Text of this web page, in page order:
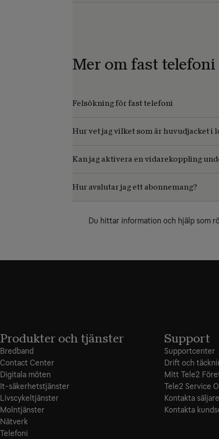
Mer om fast telefoni
Felsökning för fast telefoni
Hur vet jag vilket som är huvudjacket i
Kan jag aktivera en vidarekoppling
Hur avslutar jag ett abonnemang?
Du hittar information och hjälp som
Produkter och tjänster
Bredband
Contact Center
Digitala möten
It-säkerhetstjänster
Livscykeltjänster
Molntjänster
Nätverk
Telefoni
Support
Supportcenter
Drift och
Mitt Tele2
Tele2 Service
Kontakta säljare
Kontakta